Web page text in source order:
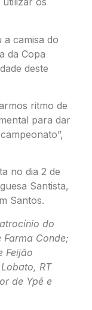
a camisa do
da Copa
deste
ritmo de
para dar
no dia 2 de
Santista,
Santos.
do
Farma Conde;
Feijão
RT
de Ypê e